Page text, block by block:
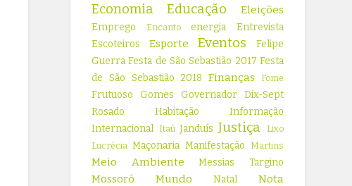
Economia Educação Eleições
Emprego Encanto energia
Entrevista
Escoteiros
Esporte Eventos
Felipe
Guerra Festa de São Sebastião 2017 Festa
de São Sebastião 2018 Finanças Fome
Frutuoso Gomes
Governador Dix-Sept
Rosado
Habitação
Informação
Internacional
Itaú Janduís Justiça
Lixo
Lucrécia Maçonaria Manifestação Martins
Meio Ambiente Messias Targino
Mossoró Mundo Natal Nota